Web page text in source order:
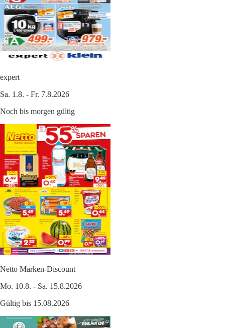
expert
Sa. 1.8. - Fr. 7.8.2026
Noch bis morgen gültig
Netto Marken-Discount
Mo. 10.8. - Sa. 15.8.2026
Gültig bis 15.08.2026